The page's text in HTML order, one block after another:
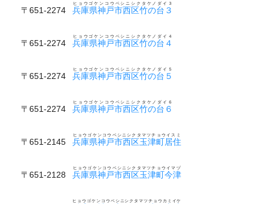
〒651-2274 兵庫県神戸市西区竹の台３
ヒョウゴケンコウベシニシクタケノダイ３
〒651-2274 兵庫県神戸市西区竹の台４
ヒョウゴケンコウベシニシクタケノダイ４
〒651-2274 兵庫県神戸市西区竹の台５
ヒョウゴケンコウベシニシクタケノダイ５
〒651-2274 兵庫県神戸市西区竹の台６
ヒョウゴケンコウベシニシクタケノダイ６
〒651-2145 兵庫県神戸市西区玉津町居住
ヒョウゴケンコウベシニシクタマツチョウイスミ
〒651-2128 兵庫県神戸市西区玉津町今津
ヒョウゴケンコウベシニシクタマツチョウイマヅ
ヒョウゴケンコウベシニシクタマツチョウカミイケ